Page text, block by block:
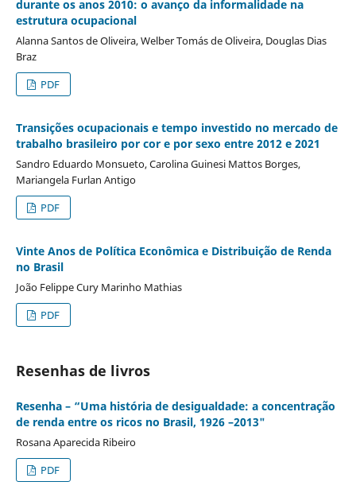
durante os anos 2010: o avanço da informalidade na
estrutura ocupacional
Alanna Santos de Oliveira, Welber Tomás de Oliveira, Douglas Dias
Braz
PDF
Transições ocupacionais e tempo investido no mercado de
trabalho brasileiro por cor e por sexo entre 2012 e 2021
Sandro Eduardo Monsueto, Carolina Guinesi Mattos Borges,
Mariangela Furlan Antigo
PDF
Vinte Anos de Política Econômica e Distribuição de Renda
no Brasil
João Felippe Cury Marinho Mathias
PDF
Resenhas de livros
Resenha – “Uma história de desigualdade: a concentração
de renda entre os ricos no Brasil, 1926 –2013"
Rosana Aparecida Ribeiro
PDF